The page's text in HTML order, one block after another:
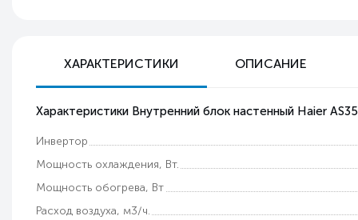
ХАРАКТЕРИСТИКИ ОПИСАНИЕ
Характеристики Внутренний блок настенный Haier
Инвертор
Мощность охлаждения, Вт.
Мощность обогрева, Вт
Расход воздуха, м3/ч.